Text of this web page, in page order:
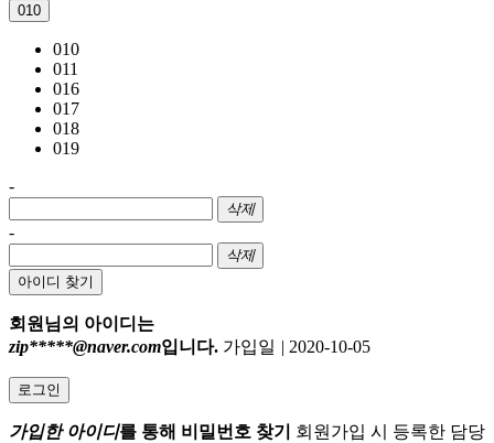
010
010
011
016
017
018
019
-
삭제
-
삭제
아이디 찾기
회원님의 아이디는
zip*****@naver.com입니다. 가입일 | 2020-10-05
로그인
가입한 아이디를 통해 비밀번호 찾기
회원가입 시 등록한 담당